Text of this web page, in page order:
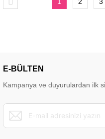
E-BÜLTEN
Kampanya ve duyurulardan ilk